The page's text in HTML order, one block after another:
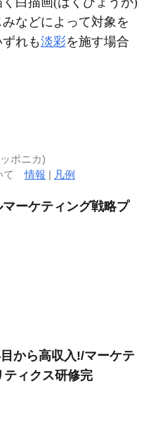
などによって対象を
れも淡彩を施す場合
ポニカ)
いて情報 | 凡例
マーケティング戦略プ
から高収入!/マーケテ
ティクス研修完